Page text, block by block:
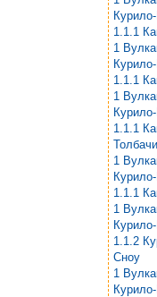
1.1.1
1
1.1.1
1
1.1.1
1
1.1.1
1
1.1.2
Сноу
1